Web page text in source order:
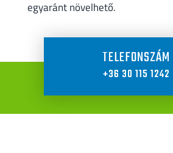
egyaránt növelhető.
TELEFONSZÁM
+36 30 115 1242